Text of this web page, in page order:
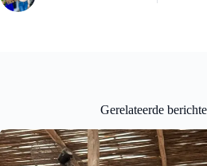
Gerelateerde